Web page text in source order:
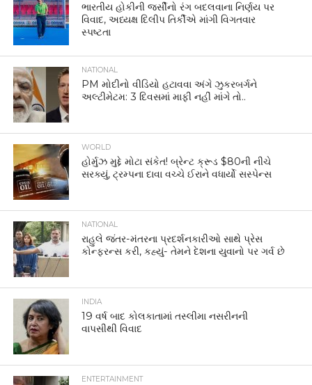
ભારતીય હોકીની જર્સીનો રંગ બદલવાના નિર્ણય પર
વિવાદ, અધ્યક્ષ દિલીપ તિર્કીએ માંગી વિગતવાર
સ્પષ્ટતા
NATIONAL
PM મોદીનો વીડિયો હટાવવા અંગે ઝુકરબર્ગને
અલ્ટીમેટમ: 3 દિવસમાં માફી નહીં માંગે તો..
WORLD
હોર્મુઝ મુદ્દે મોટા સંકેત! બ્રેન્ટ ક્રૂડ $80ની નીચે
સરક્યું, ટ્રમ્પના દાવા વચ્ચે ઈરાને વધાર્યો સસ્પેન્સ
NATIONAL
રાહુલે જંતર-મંતરના પ્રદર્શનકારીઓ સાથે પ્રેસ
કોન્ફરન્સ કરી, કહ્યું- તેમને દેશના યુવાનો પર ગર્વ છે
INDIA
19 વર્ષ બાદ કોલકાતામાં તસ્લીમા નસરીનની
વાપસીથી વિવાદ
ENTERTAINMENT